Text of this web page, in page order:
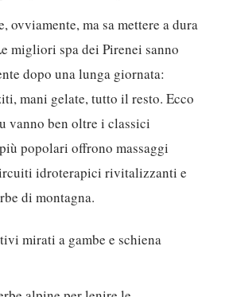
ovviamente, ma sa mettere a dura
migliori spa dei Pirenei sanno
dopo una lunga giornata:
mani gelate, tutto il resto. Ecco
vanno ben oltre i classici
popolari offrono massaggi
idroterapici rivitalizzanti e
di montagna.
mirati a gambe e schiena